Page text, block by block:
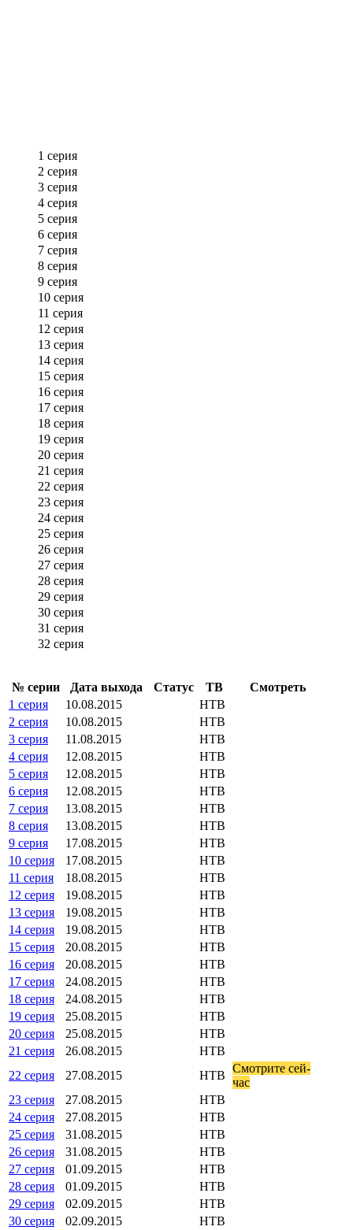
1 серия
2 серия
3 серия
4 серия
5 серия
6 серия
7 серия
8 серия
9 серия
10 серия
11 серия
12 серия
13 серия
14 серия
15 серия
16 серия
17 серия
18 серия
19 серия
20 серия
21 серия
22 серия
23 серия
24 серия
25 серия
26 серия
27 серия
28 серия
29 серия
30 серия
31 серия
32 серия
№ се­рии Да­та вы­хо­да Ста­тус ТВ
Смот­реть
1 серия
10.08.2015
НТВ
2 серия
10.08.2015
НТВ
3 серия
11.08.2015
НТВ
4 серия
12.08.2015
НТВ
5 серия
12.08.2015
НТВ
6 серия
12.08.2015
НТВ
7 серия
13.08.2015
НТВ
8 серия
13.08.2015
НТВ
9 серия
17.08.2015
НТВ
10 серия
17.08.2015
НТВ
11 серия
18.08.2015
НТВ
12 серия
19.08.2015
НТВ
13 серия
19.08.2015
НТВ
14 серия
19.08.2015
НТВ
15 серия
20.08.2015
НТВ
16 серия
20.08.2015
НТВ
17 серия
24.08.2015
НТВ
18 серия
24.08.2015
НТВ
19 серия
25.08.2015
НТВ
20 серия
25.08.2015
НТВ
21 серия
26.08.2015
НТВ
22 серия
27.08.2015 НТВ
Смот­ри­те сей­
час
23 серия
27.08.2015
НТВ
24 серия
27.08.2015
НТВ
25 серия
31.08.2015
НТВ
26 серия
31.08.2015
НТВ
27 серия
01.09.2015
НТВ
28 серия
01.09.2015
НТВ
29 серия
02.09.2015
НТВ
30 серия
02.09.2015 НТВ